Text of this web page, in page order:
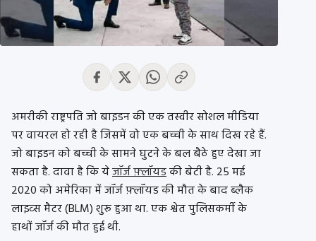
अमरीकी राष्ट्रपति जो बाइडन की एक तस्वीर सोशल मीडिया
पर वायरल हो रही है जिसमें वो एक बच्ची के साथ दिख रहे हैं.
जो बाइडन को बच्ची के सामने घुटने के बल बैठे हुए देखा जा
सकता है. दावा है कि येजॉर्ज फ़्लॉयडकी बेटी है. 25 मई
2020 को अमेरिका में जॉर्ज फ़्लॉयड की मौत के बाद ब्लैक
लाइव्स मैटर (BLM) शुरू हुआ था. एक श्वेत पुलिसकर्मी के
हाथों जॉर्ज की मौत हुई थी.